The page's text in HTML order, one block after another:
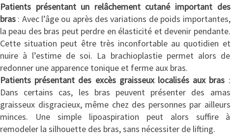
Patients présentant un relâchement cutané important des
bras : Avec l’âge ou après des variations de poids importantes,
la peau des bras peut perdre en élasticité et devenir pendante.
Cette situation peut être très inconfortable au quotidien et
nuire à l’estime de soi. La brachioplastie permet alors de
redonner une apparence tonique et ferme aux bras.
Patients présentant des excès graisseux localisés aux bras :
Dans certains cas, les bras peuvent présenter des amas
graisseux disgracieux, même chez des personnes par ailleurs
minces. Une simple lipoaspiration peut alors suffire à
remodeler la silhouette des bras, sans nécessiter de lifting.